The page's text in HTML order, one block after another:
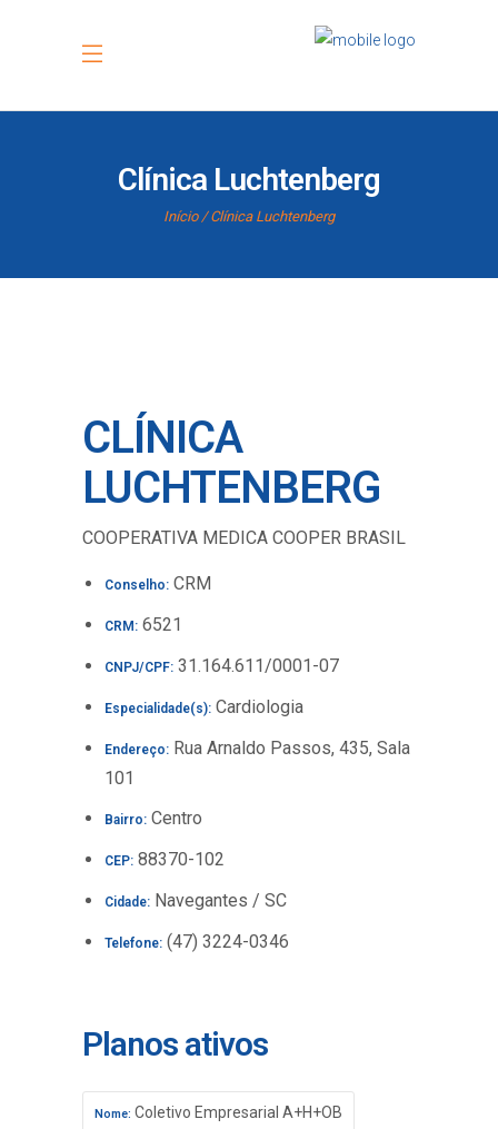
Clínica Luchtenberg
Início Clínica Luchtenberg
CLÍNICA
LUCHTENBERG
COOPERATIVA MEDICA COOPER BRASIL
Conselho: CRM
CRM: 6521
CNPJ/CPF: 31.164.611/0001-07
Especialidade(s): Cardiologia
Endereço: Rua Arnaldo Passos, 435, Sala
101
Bairro: Centro
CEP: 88370-102
Cidade: Navegantes / SC
Telefone: (47) 3224-0346
Planos ativos
Nome: Coletivo Empresarial A+H+OB